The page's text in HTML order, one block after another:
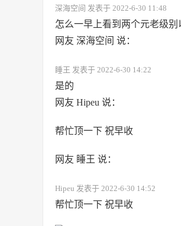
深海空间 发表于 2022-6-30 11:48
怎么一早上看到两个元老级别
网友 深海空间 说：
睡王 发表于 2022-6-30 14:22
是的
网友 Hipeu 说：
帮忙顶一下 祝早收
网友 睡王 说：
Hipeu 发表于 2022-6-30 14:52
帮忙顶一下 祝早收